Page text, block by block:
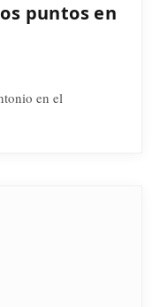
puntos en
en el